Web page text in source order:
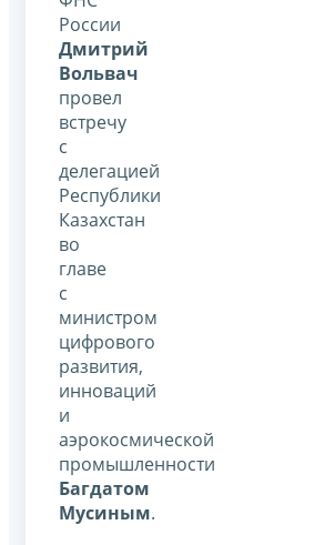
России
Дмитрий
Вольвач
провел
встречу
с
делегацией
Республики
Казахстан
во
главе
с
министром
цифрового
развития,
инноваций
и
аэрокосмической
промышленности
Багдатом
Мусиным.